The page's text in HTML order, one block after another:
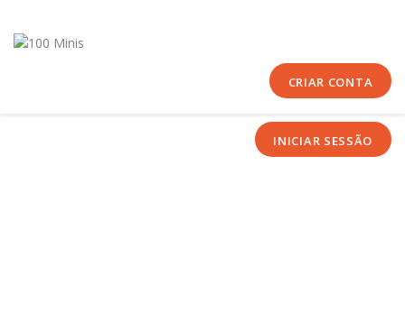
CRIAR CONTA
INICIAR SESSÃO
Sobre Nós